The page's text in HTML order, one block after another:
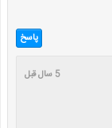
پاسخ
5 سال قبل